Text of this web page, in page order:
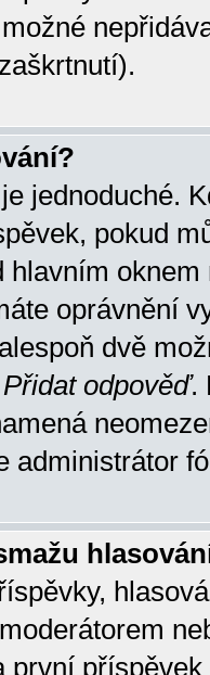
jednoduché.
pokud
oknem
oprávnění
dvě
Přidat odpověď.
administrátor
první